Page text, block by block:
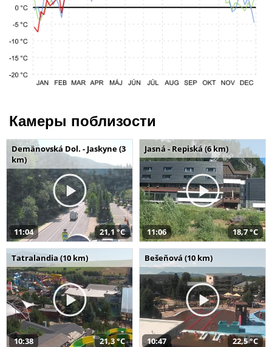
Камеры поблизости
Demänovská Dol. - Jaskyne (3
km)
11:04 21,1 °C
Jasná - Repiská (6 km)
11:06 18,7 °C
Tatralandia (10 km)
10:38 21,3 °C
Bešeňová (10 km)
10:47 22,5 °C